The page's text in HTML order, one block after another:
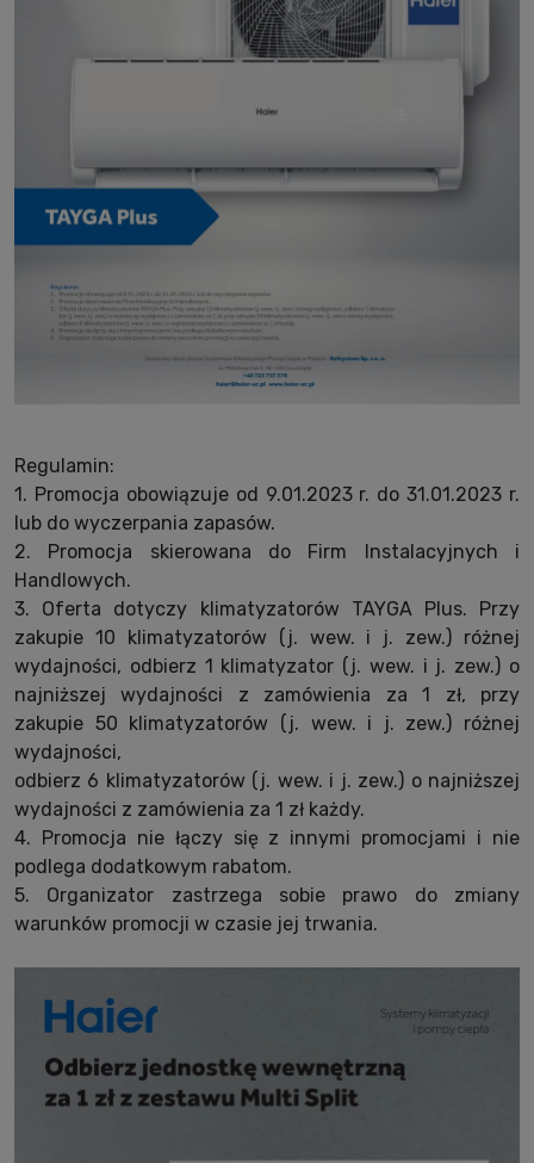
Regulamin:
1. Promocja obowiązuje od 9.01.2023 r. do 31.01.2023 r.
lub do wyczerpania zapasów.
2. Promocja skierowana do Firm Instalacyjnych i
Handlowych.
3. Oferta dotyczy klimatyzatorów TAYGA Plus. Przy
zakupie 10 klimatyzatorów (j. wew. i j. zew.) różnej
wydajności, odbierz 1 klimatyzator (j. wew. i j. zew.) o
najniższej wydajności z zamówienia za 1 zł, przy
zakupie 50 klimatyzatorów (j. wew. i j. zew.) różnej
wydajności,
odbierz 6 klimatyzatorów (j. wew. i j. zew.) o najniższej
wydajności z zamówienia za 1 zł każdy.
4. Promocja nie łączy się z innymi promocjami i nie
podlega dodatkowym rabatom.
5. Organizator zastrzega sobie prawo do zmiany
warunków promocji w czasie jej trwania.